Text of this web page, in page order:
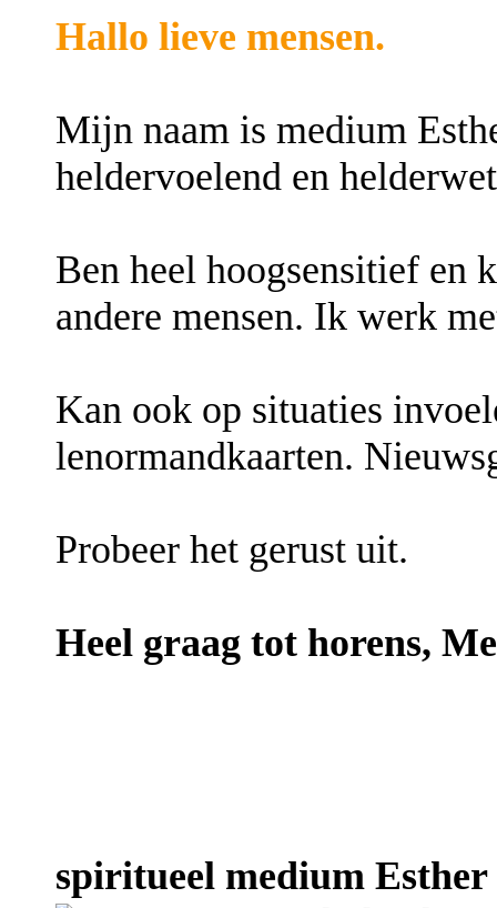
Hallo lieve mensen.
Mijn naam is medium
heldervoelend en
Ben heel hoogsensitief en
andere mensen. Ik werk
Kan ook op situaties
lenormandkaarten.
Probeer het gerust uit.
Heel graag tot horens,
spiritueel medium